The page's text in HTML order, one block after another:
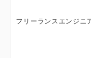
フリーランスエンジ